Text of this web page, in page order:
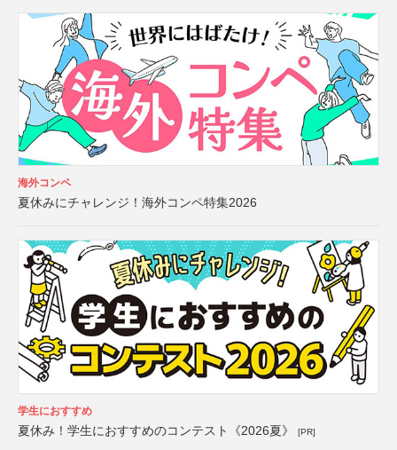
海外コンペ
夏休みにチャレンジ！海外コンペ特集2026
学生におすすめ
夏休み！学生におすすめのコンテスト《2026夏》 [PR]